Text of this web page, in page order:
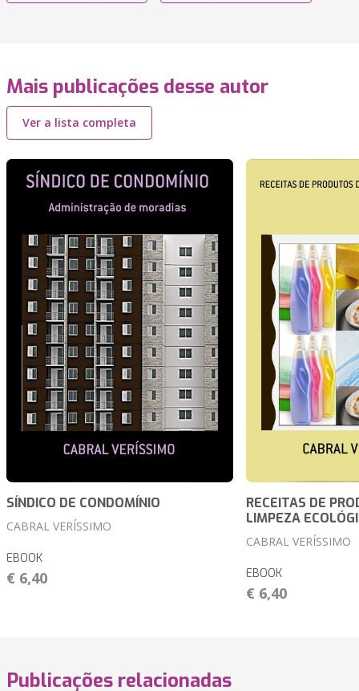
Mais publicações desse autor
Ver a lista completa
SÍNDICO DE CONDOMÍNIO
CABRAL VERÍSSIMO
EBOOK
€ 6,40
RECEITAS DE
LIMPEZA
CABRAL VERÍSSIMO
EBOOK
€ 6,40
Publicações relacionadas